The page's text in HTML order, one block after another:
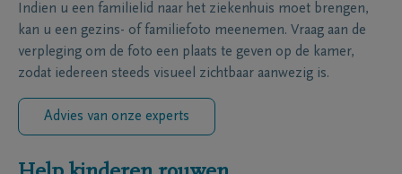
Indien u een familielid naar het ziekenhuis moet brengen,
kan u een gezins- of familiefoto meenemen. Vraag aan de
verpleging om de foto een plaats te geven op de kamer,
zodat iedereen steeds visueel zichtbaar aanwezig is.
Advies van onze experts